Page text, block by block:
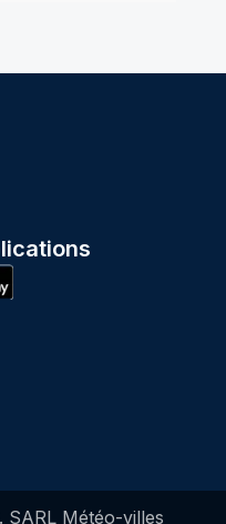
SARL Météo-villes